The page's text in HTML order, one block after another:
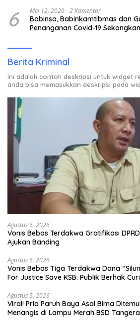
6 Mei 12, 2020 2 Komentar
Babinsa, Babinkamtibmas dan
Penanganan Covid-19
Berita Kriminal
Ini adalah contoh deskripsi untuk widget
anda bisa memasukkan deskripsi pada
Agustus 6, 2026
Vonis Bebas Terdakwa Gratifikasi
Ajukan Banding
Agustus 6, 2026
Vonis Bebas Tiga Terdakwa Dana
For Justice Save KSB: Publik Berhak
Agustus 5, 2026
Viral! Pria Paruh Baya Asal Bima
Menangis di Lampu Merah BSD